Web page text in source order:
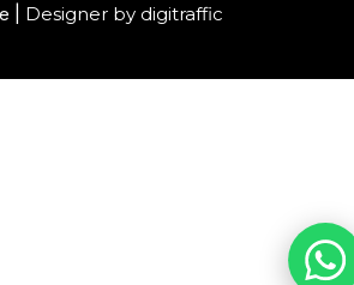
| Designer by digitraffic